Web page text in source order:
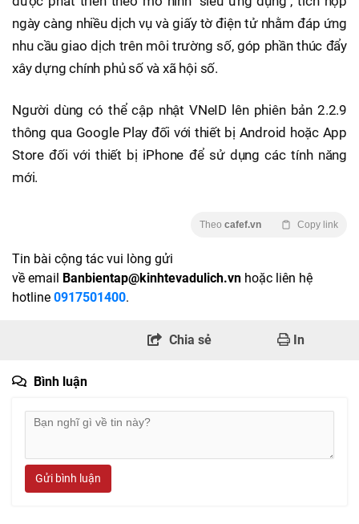
ngày càng nhiều dịch vụ và giấy tờ điện tử nhằm đáp ứng
nhu cầu giao dịch trên môi trường số, góp phần thúc đẩy
xây dựng chính phủ số và xã hội số.
Người dùng có thể cập nhật VNeID lên phiên bản 2.2.9
thông qua Google Play đối với thiết bị Android hoặc App
Store đối với thiết bị iPhone để sử dụng các tính năng
mới.
Theo cafef.vn Copy link
Tin bài cộng tác vui lòng gửi
về email Banbientap@kinhtevadulich.vn hoặc liên hệ
hotline 0917501400.
Chia sẻ In
Bình luận
Gửi bình luận